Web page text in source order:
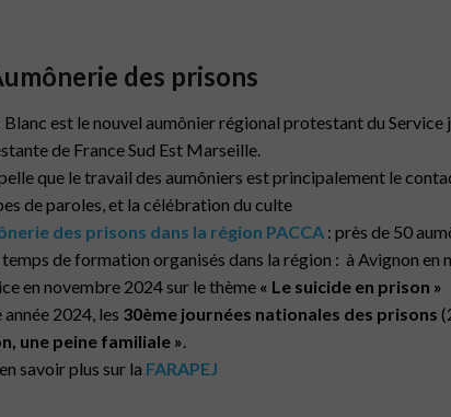
des prisons
est le nouvel aumônier régional protestant du
de France Sud Est Marseille.
que le travail des aumôniers est principalement le
de paroles, et la célébration du culte
des prisons dans la région PACCA : près de 50
de formation organisés dans la région : à Avignon en
en novembre 2024 sur le thème « Le suicide en prison »
2024, les 30ème journées nationales des prisons
une peine familiale ».
savoir plus sur la FARAPEJ